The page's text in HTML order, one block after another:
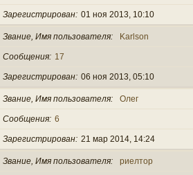
Зарегистрирован 01 ноя 2013, 10:10
Звание, Имя пользователя Karlson
Сообщения 17
Зарегистрирован 06 ноя 2013, 05:10
Звание, Имя пользователя Олег
Сообщения 6
Зарегистрирован 21 мар 2014, 14:24
Звание, Имя пользователя риелтор